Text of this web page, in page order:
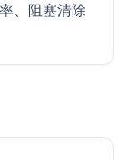
、阻塞清除